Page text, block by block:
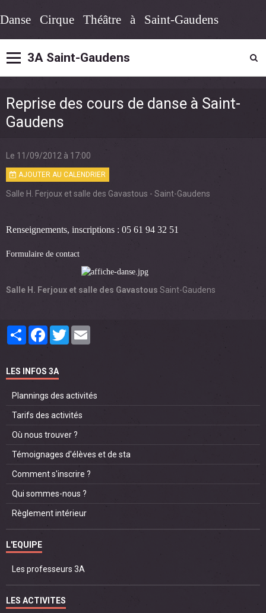
Danse Cirque Théâtre à Saint-Gaudens
3A Saint-Gaudens
Reprise des cours de danse à Saint-
Gaudens
Le 11/09/2012 à 17:00
AJOUTER AU CALENDRIER
Salle H. Ferjoux et salle des Gavastous - Saint-Gaudens
Renseignements, inscriptions : 05 61 94 32 51
Formulaire de contact
Salle H. Ferjoux et salle des Gavastous Saint-Gaudens
PartagerFacebook
Twitter
LES INFOS 3A
Plannings des activités
Tarifs des activités
Où nous trouver ?
Témoignages d'élèves et de sta
Comment s'inscrire ?
Qui sommes-nous ?
Règlement intérieur
L'EQUIPE
Les professeurs 3A
LES ACTIVITES